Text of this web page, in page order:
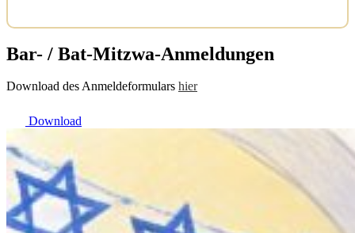
Bar- / Bat-Mitzwa-Anmeldungen
Download des Anmeldeformulars hier
Download